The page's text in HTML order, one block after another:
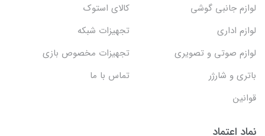
لوازم جانبی گوشی
کالای استوک
لوازم اداری
تجهیزات شبکه
لوازم صوتی و تصویری
تجهیزات مخصوص بازی
باتری و شارژر
تماس با ما
قوانین
نماد اعتماد